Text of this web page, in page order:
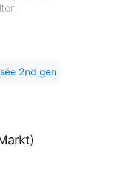
2nd gen